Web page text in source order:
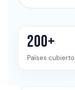
200+
Países